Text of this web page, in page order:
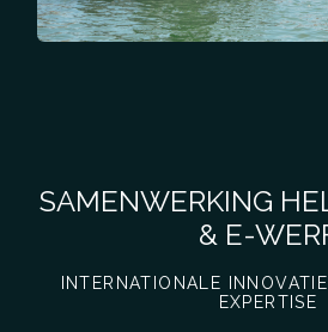
SAMENWERKING
& E-
INTERNATIONALE
EXPERTISE